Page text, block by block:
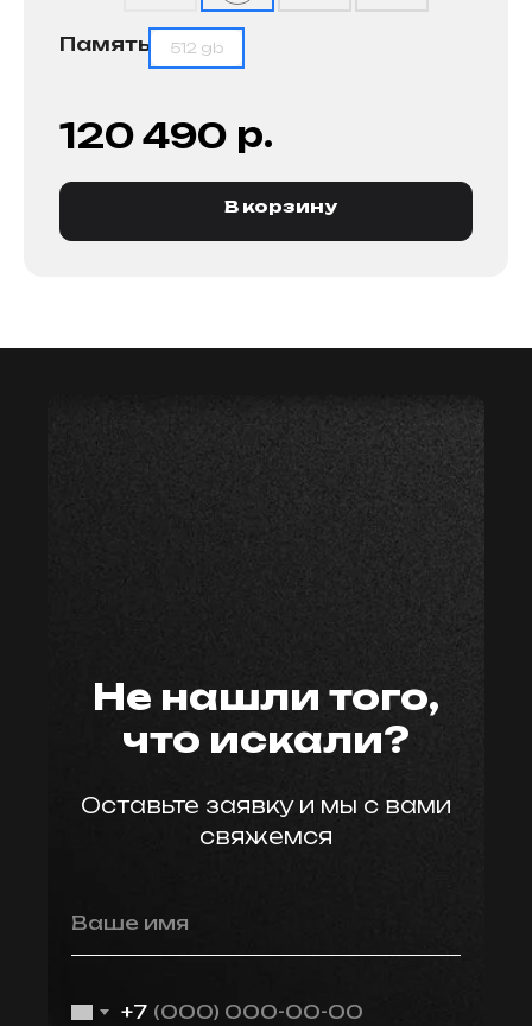
120 490 р.
Память 512 gb
В корзину
Не нашли того,
что искали?
Оставьте заявку и мы с вами
свяжемся
Ваше имя
+7